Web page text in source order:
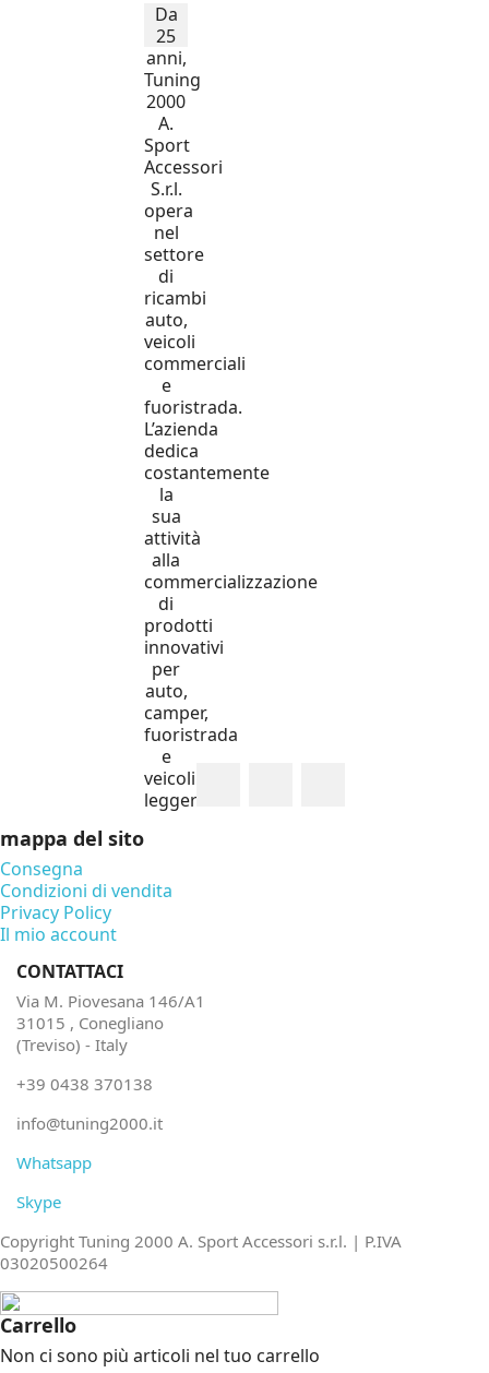
Da
25
anni,
Tuning
2000
A.
Sport
Accessori
S.r.l.
opera
nel
settore
di
ricambi
auto,
veicoli
commerciali
e
fuoristrada.
L’azienda
dedica
costantemente
la
sua
attività
alla
commercializzazione
di
prodotti
innovativi
per
auto,
camper,
fuoristrada
e
veicoli
leggeri.
mappa del sito
Consegna
Condizioni di vendita
Privacy Policy
Il mio account
CONTATTACI
Via M. Piovesana 146/A1
31015 , Conegliano
(Treviso) - Italy
+39 0438 370138
info@tuning2000.it
Whatsapp
Skype
Copyright Tuning 2000 A. Sport Accessori s.r.l. | P.IVA
03020500264
Carrello
Non ci sono più articoli nel tuo carrello